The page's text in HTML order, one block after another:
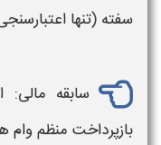
سفته (تنها
سابقه
بازپرداخت منظموام‌